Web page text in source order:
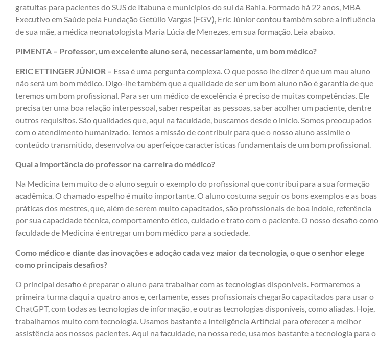
gratuitas para pacientes do SUS de Itabuna e municípios do sul da Bahia. Formado há 22 anos, MBA
Executivo em Saúde pela Fundação Getúlio Vargas (FGV), Eric Júnior contou também sobre a influência
de sua mãe, a médica neonatologista Maria Lúcia de Menezes, em sua formação. Leia abaixo.
PIMENTA – Professor, um excelente aluno será, necessariamente, um bom médico?
ERIC ETTINGER JÚNIOR – Essa é uma pergunta complexa. O que posso lhe dizer é que um mau aluno
não será um bom médico. Digo-lhe também que a qualidade de ser um bom aluno não é garantia de que
teremos um bom profissional. Para ser um médico de excelência é preciso de muitas competências. Ele
precisa ter uma boa relação interpessoal, saber respeitar as pessoas, saber acolher um paciente, dentre
outros requisitos. São qualidades que, aqui na faculdade, buscamos desde o início. Somos preocupados
com o atendimento humanizado. Temos a missão de contribuir para que o nosso aluno assimile o
conteúdo transmitido, desenvolva ou aperfeiçoe características fundamentais de um bom profissional.
Qual a importância do professor na carreira do médico?
Na Medicina tem muito de o aluno seguir o exemplo do profissional que contribui para a sua formação
acadêmica. O chamado espelho é muito importante. O aluno costuma seguir os bons exemplos e as boas
práticas dos mestres, que, além de serem muito capacitados, são profissionais de boa índole, referência
por sua capacidade técnica, comportamento ético, cuidado e trato com o paciente. O nosso desafio como
faculdade de Medicina é entregar um bom médico para a sociedade.
Como médico e diante das inovações e adoção cada vez maior da tecnologia, o que o senhor elege
como principais desafios?
O principal desafio é preparar o aluno para trabalhar com as tecnologias disponíveis. Formaremos a
primeira turma daqui a quatro anos e, certamente, esses profissionais chegarão capacitados para usar o
ChatGPT, com todas as tecnologias de informação, e outras tecnologias disponíveis, como aliadas. Hoje,
trabalhamos muito com tecnologia. Usamos bastante a Inteligência Artificial para oferecer a melhor
assistência aos nossos pacientes. Aqui na faculdade, na nossa rede, usamos bastante a tecnologia para o